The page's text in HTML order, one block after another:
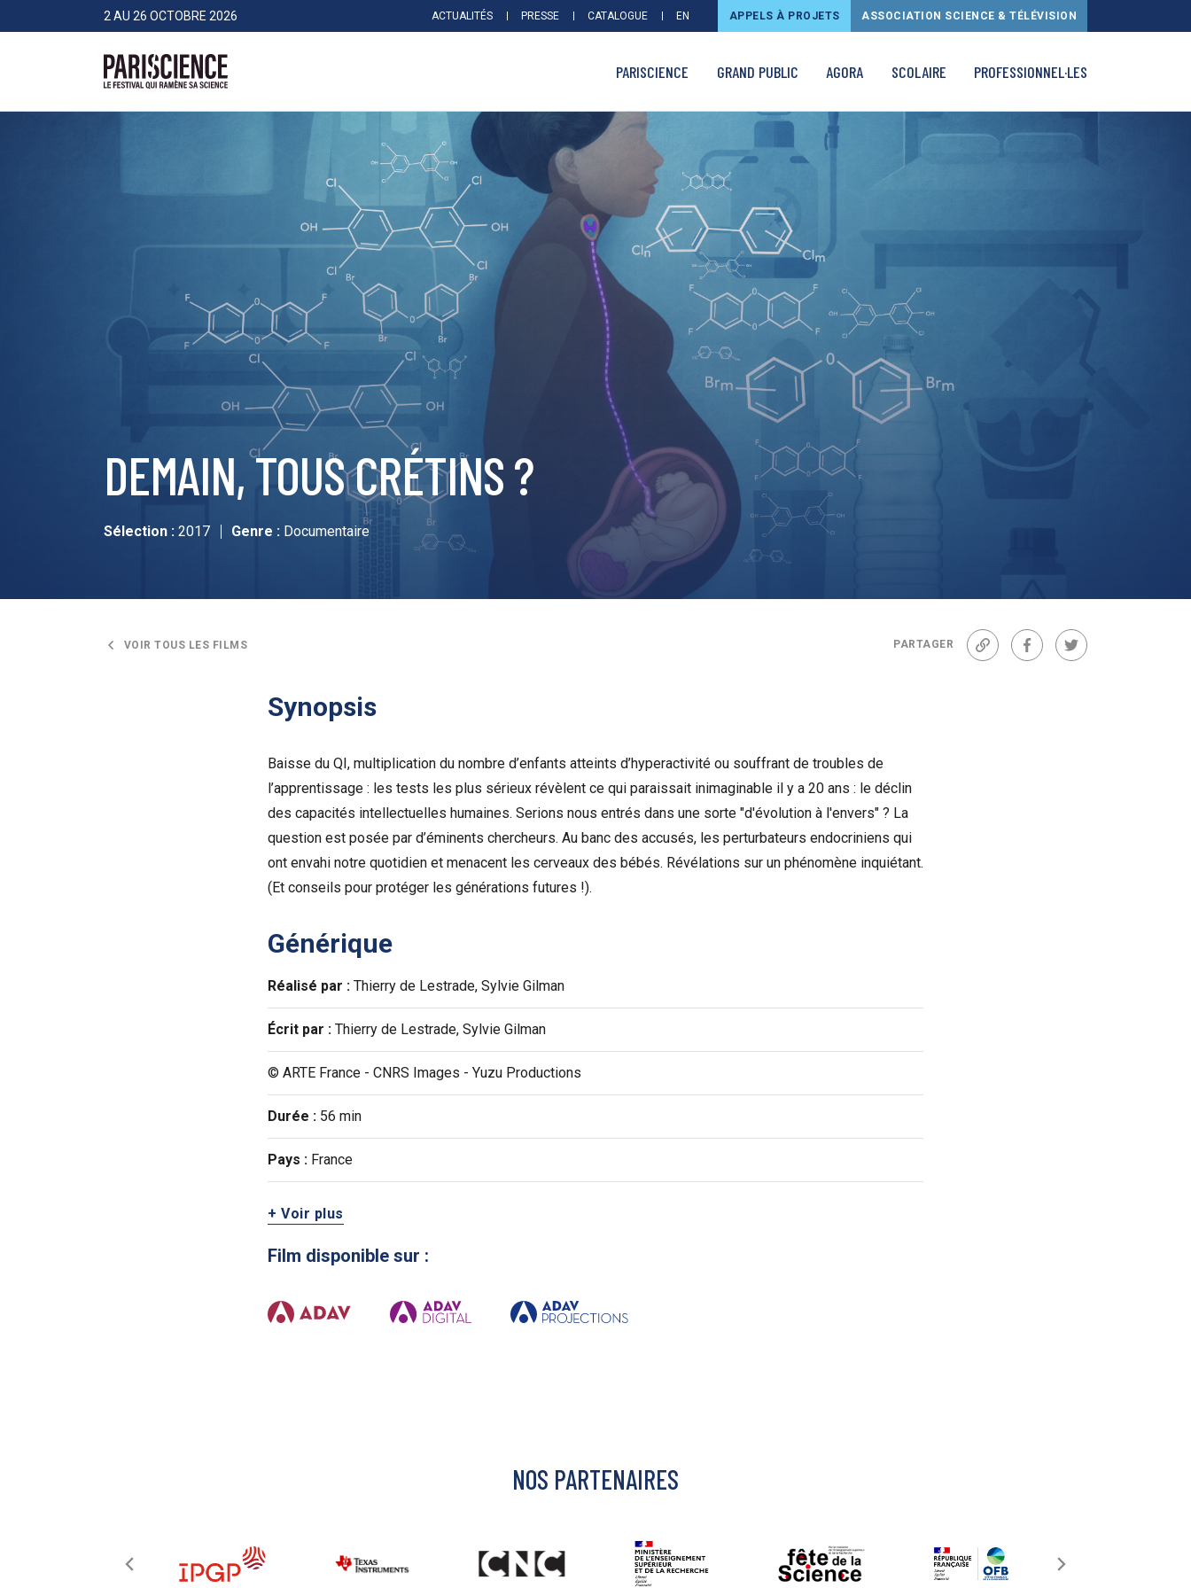
>Aller au contenu2 AU 26 OCTOBRE 2026 ACTUALITÉS PRESSE CATALOGUE EN APPELS À PROJETS ASSOCIATION SCIENCE & TÉLÉVISION
PARISCIENCE GRAND PUBLIC AGORA SCOLAIRE PROFESSIONNEL·LES
DEMAIN, TOUS CRÉTINS ?
Sélection : 2017 Genre : Documentaire
VOIR TOUS LES FILMS PARTAGER
Lien FacebookTwitter
Synopsis
Baisse du QI, multiplication du nombre d’enfants atteints d’hyperactivité ou souffrant de troubles de
l’apprentissage : les tests les plus sérieux révèlent ce qui paraissait inimaginable il y a 20 ans : le déclin
des capacités intellectuelles humaines. Serions nous entrés dans une sorte "d'évolution à l'envers" ? La
question est posée par d’éminents chercheurs. Au banc des accusés, les perturbateurs endocriniens qui
ont envahi notre quotidien et menacent les cerveaux des bébés. Révélations sur un phénomène inquiétant.
(Et conseils pour protéger les générations futures !).
Générique
Réalisé par : Thierry de Lestrade, Sylvie Gilman
Écrit par : Thierry de Lestrade, Sylvie Gilman
© ARTE France - CNRS Images - Yuzu Productions
Durée : 56 min
Pays : France
+ Voir plus
Film disponible sur :
NOS PARTENAIRES
Panneau de gestion des cookies